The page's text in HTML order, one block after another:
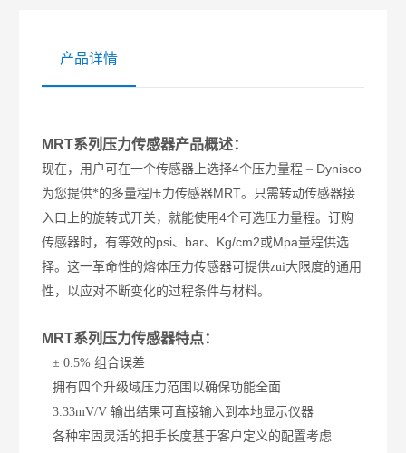
产品详情
MRT系列压力传感器产品概述：
现在，用户可在一个传感器上选择4个压力量程 – Dynisco
为您提供*的多量程压力传感器MRT。只需转动传感器接
入口上的旋转式开关，就能使用4个可选压力量程。订购
传感器时，有等效的psi、 bar、 Kg/cm2或Mpa量程供选
择。这一革命性的熔体压力传感器可提供zui大限度的通用
性，以应对不断变化的过程条件与材料。
MRT系列压力传感器特点：
± 0.5%组合误差
拥有四个升级域压力范围以确保功能全面
3.33mV/V输出结果可直接输入到本地显示仪器
各种牢固灵活的把手长度基于客户定义的配置考虑